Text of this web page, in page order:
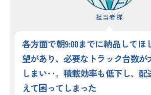
担当者様
各方面で朝9:00までに納品してほ
望があり、必要なトラック台数が
しまい‥。積載効率も低下し、配
えて困ってしまった